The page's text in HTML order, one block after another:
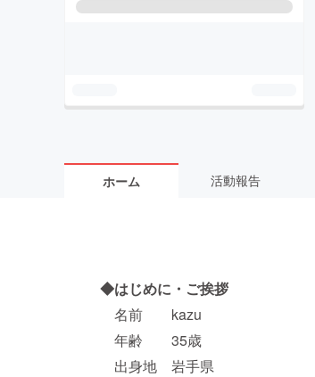
ホーム 活動報告
◆はじめに・ご挨拶
名前 kazu
年齢 35歳
出身地 岩手県